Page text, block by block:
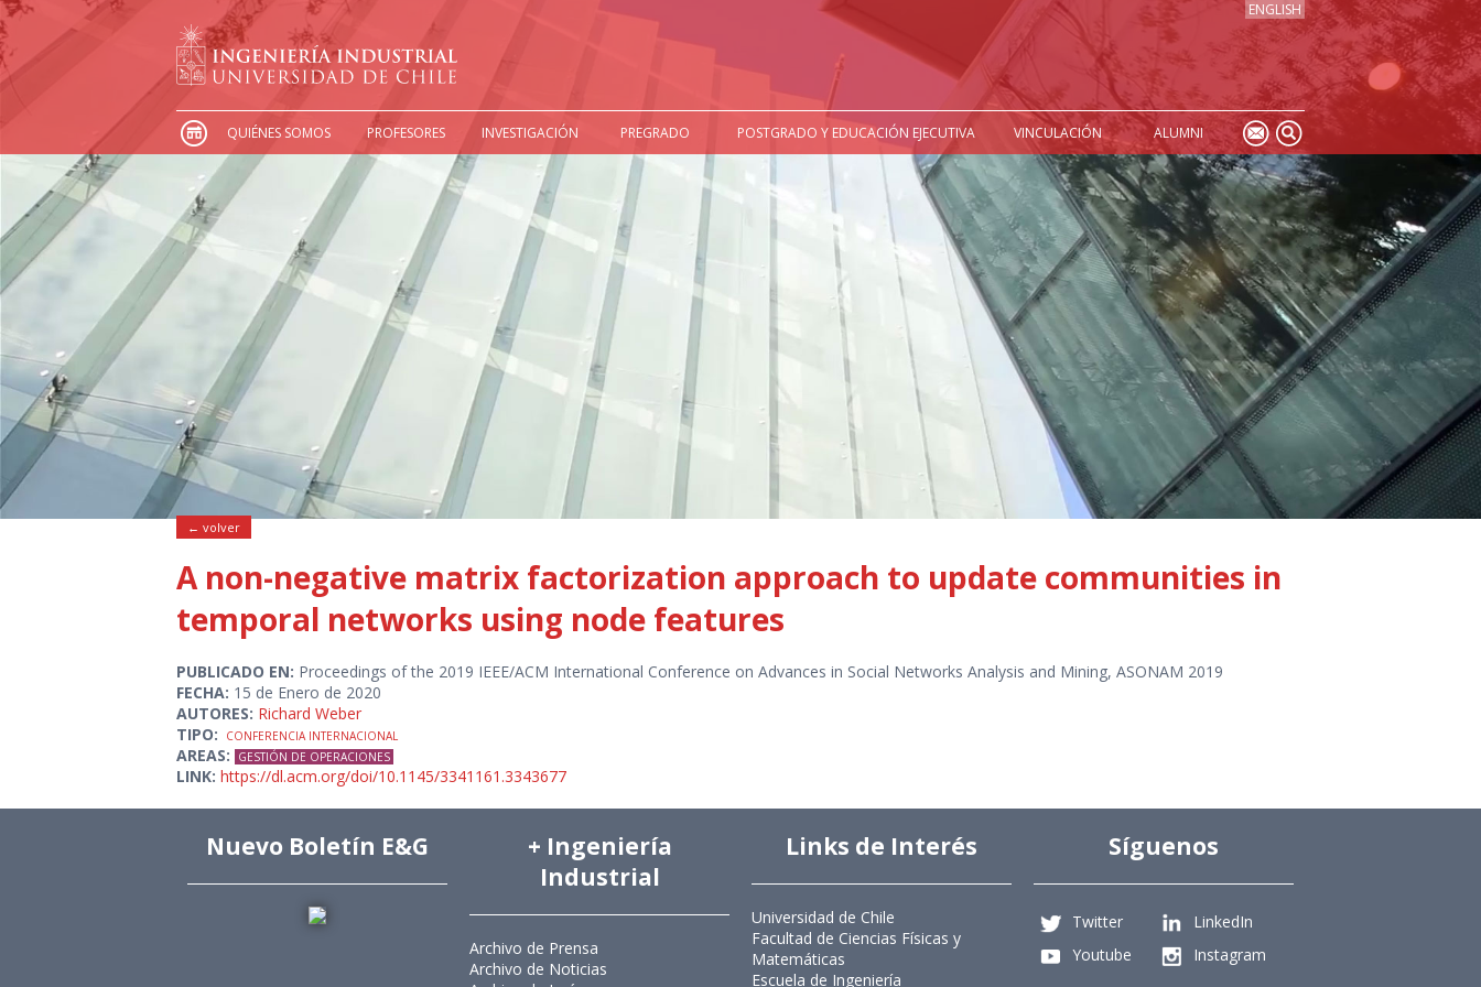
ENGLISH
QUIÉNES SOMOS PROFESORES INVESTIGACIÓN PREGRADO POSTGRADO Y EDUCACIÓN EJECUTIVA VINCULACIÓN ALUMNI
← volver
A non-negative matrix factorization approach to update communities in
temporal networks using node features
PUBLICADO EN: Proceedings of the 2019 IEEE/ACM International Conference on Advances in Social Networks Analysis and Mining, ASONAM 2019
FECHA: 15 de Enero de 2020
AUTORES: Richard Weber
TIPO:
CONFERENCIA INTERNACIONAL
AREAS: GESTIÓN DE OPERACIONES
LINK: https://dl.acm.org/doi/10.1145/3341161.3343677
Nuevo Boletín E&G
+ Ingeniería
Industrial
Archivo de Prensa
Archivo de Noticias
Links de Interés
Universidad de Chile
Facultad de Ciencias Físicas y
Matemáticas
Escuela de Ingeniería
Síguenos
Twitter
LinkedIn
Youtube
Instagram